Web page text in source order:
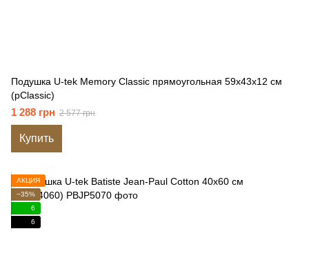
Подушка U-tek Memory Classic прямоугольная 59x43x12 см
(pClassic)
1 288 грн 2 577 грн
Купить
АКЦИЯ
−35%
6
6